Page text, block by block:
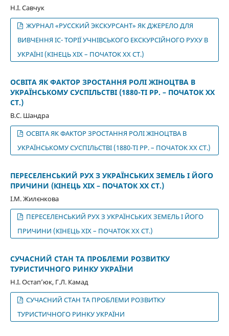
Н.І. Савчук
ЖУРНАЛ «РУССКИЙ ЭКСКУРСАНТ» ЯК ДЖЕРЕЛО ДЛЯ
ВИВЧЕННЯ ІС- ТОРІЇ УЧНІВСЬКОГО ЕКСКУРСІЙНОГО РУХУ В
УКРАЇНІ (КІНЕЦЬ ХІХ – ПОЧАТОК ХХ СТ.)
ОСВІТА ЯК ФАКТОР ЗРОСТАННЯ РОЛІ ЖІНОЦТВА В
УКРАЇНСЬКОМУ СУСПІЛЬСТВІ (1880-ТІ РР. – ПОЧАТОК ХХ
СТ.)
В.С. Шандра
ОСВІТА ЯК ФАКТОР ЗРОСТАННЯ РОЛІ ЖІНОЦТВА В
УКРАЇНСЬКОМУ СУСПІЛЬСТВІ (1880-ТІ РР. – ПОЧАТОК ХХ СТ.)
ПЕРЕСЕЛЕНСЬКИЙ РУХ З УКРАЇНСЬКИХ ЗЕМЕЛЬ І ЙОГО
ПРИЧИНИ (КІНЕЦЬ ХІХ – ПОЧАТОК ХХ СТ.)
І.М. Жилєнкова
ПЕРЕСЕЛЕНСЬКИЙ РУХ З УКРАЇНСЬКИХ ЗЕМЕЛЬ І ЙОГО
ПРИЧИНИ (КІНЕЦЬ ХІХ – ПОЧАТОК ХХ СТ.)
СУЧАСНИЙ СТАН ТА ПРОБЛЕМИ РОЗВИТКУ
ТУРИСТИЧНОГО РИНКУ УКРАЇНИ
Н.І. Остап’юк, Г.Л. Камад
СУЧАСНИЙ СТАН ТА ПРОБЛЕМИ РОЗВИТКУ
ТУРИСТИЧНОГО РИНКУ УКРАЇНИ